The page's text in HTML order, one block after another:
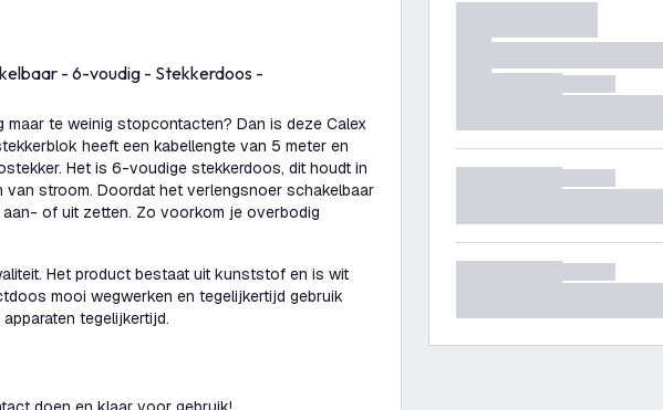
- 6-voudig - Stekkerdoos -
maar te weinig stopcontacten? Dan is deze Calex
heeft een kabellengte van 5 meter en
Het is 6-voudige stekkerdoos, dit houdt in
stroom. Doordat het verlengsnoer schakelbaar
of uit zetten. Zo voorkom je overbodig
Het product bestaat uit kunststof en is wit
mooi wegwerken en tegelijkertijd gebruik
tegelijkertijd.